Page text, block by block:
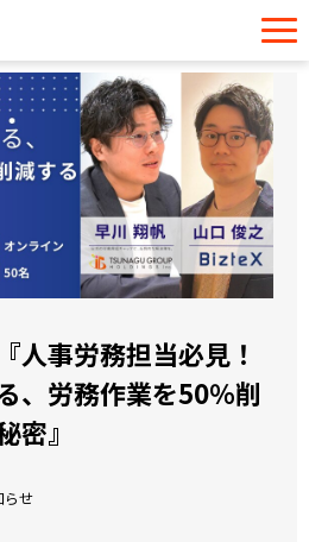
ービス一覧
導入事例
ト・セミナー
問い合わせ
人事労務担当必見！
、労務作業を50％削
密』
らせ